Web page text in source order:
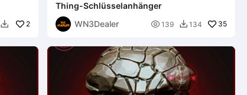
 2
Thing-Schlüsselanhänger
WN3Dealer
 139  134 35